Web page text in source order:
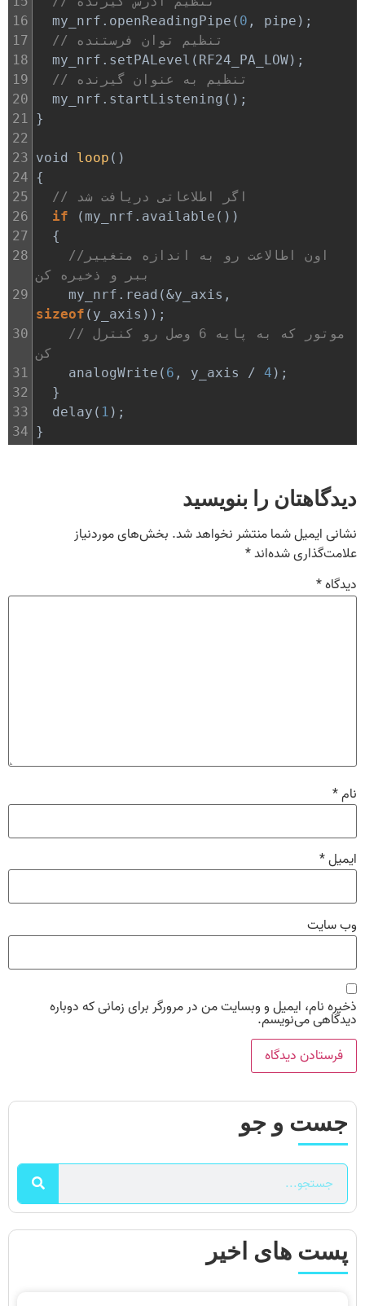
16
my_nrf . openReadingPipe ( 0 , pipe );
17
// تنظیم توان فرستنده
18
my_nrf . setPALevel ( RF24_PA_LOW);
19
// تنظیم به عنوان گیرنده
20
my_nrf . startListening ();
21 }
22
23 void loop ()
24 {
25
// اگر اطلاعاتی دریافت شد
26
if ( my_nrf . available ())
27
  {
28
//اون اطالاعت رو به اندازه متغییر
ببر و ذخیره کن
29
my_nrf . read (&y_axis
sizeof ( y_axis ));
30
// موتور که به پایه 6 وصل رو کنترل
کن
31
analogWrite ( 6 , y_axis / 4 );
32
  }
33
delay ( 1 );
34 }
دیدگاهتان را بنویسید
نشانی ایمیل شما منتشر نخواهد شد. بخش‌های موردنیاز
علامت‌گذاری شده‌اند*
دیدگاه*
نام*
ایمیل*
وب‌ سایت
ذخیره نام، ایمیل و وبسایت من در مرورگر برای زمانی که دوباره
دیدگاهی می‌نویسم.
جست و جو
پست های اخیر